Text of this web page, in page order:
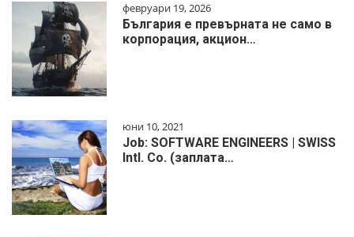
февруари 19, 2026
България е превърната не само в
корпорация, акцион…
юни 10, 2021
Job: SOFTWARE ENGINEERS | SWISS
Intl. Co. (заплата…